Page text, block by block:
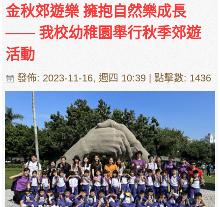
金秋郊遊樂 擁抱自然樂成長
—— 我校幼稚園舉行秋季郊遊
活動
發佈: 2023-11-16, 週四 10:39 | 點擊數: 1436